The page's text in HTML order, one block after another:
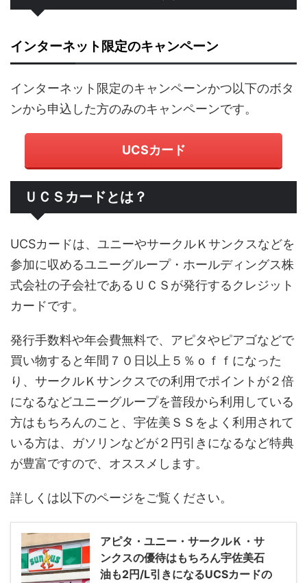
インターネット限定のキャンペーン
インターネット限定のキャンペーンかつ以下のボタ
ンから申込した方のみのキャンペーンです。
UCSカード
ＵＣＳカードとは？
UCSカードは、ユニーやサークルＫサンクスなどを
参加に収めるユニーグループ・ホールディングス株
式会社の子会社であるＵＣＳが発行するクレジット
カードです。
発行手数料や年会費無料で、アピタやピアゴなどで
買い物すると年間７０日以上５％ｏｆｆになった
り、サークルＫサンクスでの利用でポイントが２倍
になるなどユニーグループを普段から利用している
方はもちろんのこと、宇佐美ＳＳをよく利用されて
いる方は、ガソリンなどが２円引きになるなど特典
が豊富ですので、オススメします。
詳しくは以下のページをご覧ください。
アピタ・ユニー・サークルＫ・サ
ンクスの優待はもちろん宇佐美石
油も2円/L引きになるUCSカードの